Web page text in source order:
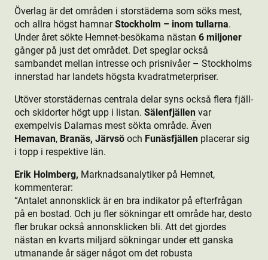
Överlag är det områden i storstäderna som söks mest,
och allra högst hamnarStockholm – inom tullarna.
Under året sökte Hemnet-besökarna nästan 6 miljoner
gånger på just det området. Det speglar också
sambandet mellan intresse och prisnivåer – Stockholms
innerstad har landets högsta kvadratmeterpriser.
Utöver storstädernas centrala delar syns också flera fjäll-
och skidorter högt upp i listan. Sälenfjällen var
exempelvis Dalarnas mest sökta område. Även
Hemavan, Branäs, Järvsö och Funäsfjällen placerar sig
i topp i respektive län.
Erik Holmberg, Marknadsanalytiker på Hemnet,
kommenterar:
“Antalet annonsklick är en bra indikator på efterfrågan
på en bostad. Och ju fler sökningar ett område har, desto
fler brukar också annonsklicken bli. Att det gjordes
nästan en kvarts miljard sökningar under ett ganska
utmanande år säger något om det robusta